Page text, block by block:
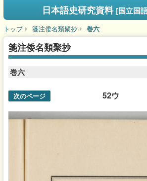
日本語史研究資料 [国立国
トップ 箋注倭名類聚抄 巻六
箋注倭名類聚抄
巻六
52ウ
次のページ